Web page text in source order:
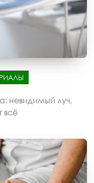
невидимый луч,
всё